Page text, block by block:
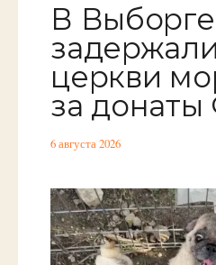
В Выборге
церкви
за
6 августа 2026